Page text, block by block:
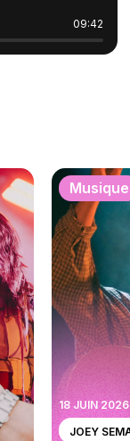
09:42
Musique
18 JUIN 2026
JOEY